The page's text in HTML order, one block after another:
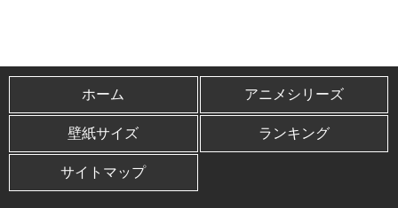
ホーム アニメシリーズ
壁紙サイズ ランキング
サイトマップ